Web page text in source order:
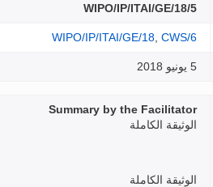
WIPO/IP/ITAI/GE/18/5
WIPO/IP/ITAI/GE/18 CWS/6
5 يونيو 2018
Summary by the Facilitator
الوثيقة الكاملة
الوثيقة الكاملة